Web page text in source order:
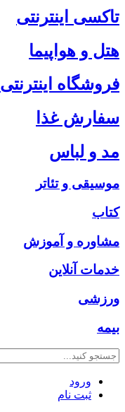
تاکسی اینترنتی
هتل و هواپیما
فروشگاه اینترنتی
سفارش غذا
مد و لباس
موسیقی و تئاتر
کتاب
مشاوره و آموزش
خدمات آنلاین
ورزشی
بیمه
ورود
ثبت نام